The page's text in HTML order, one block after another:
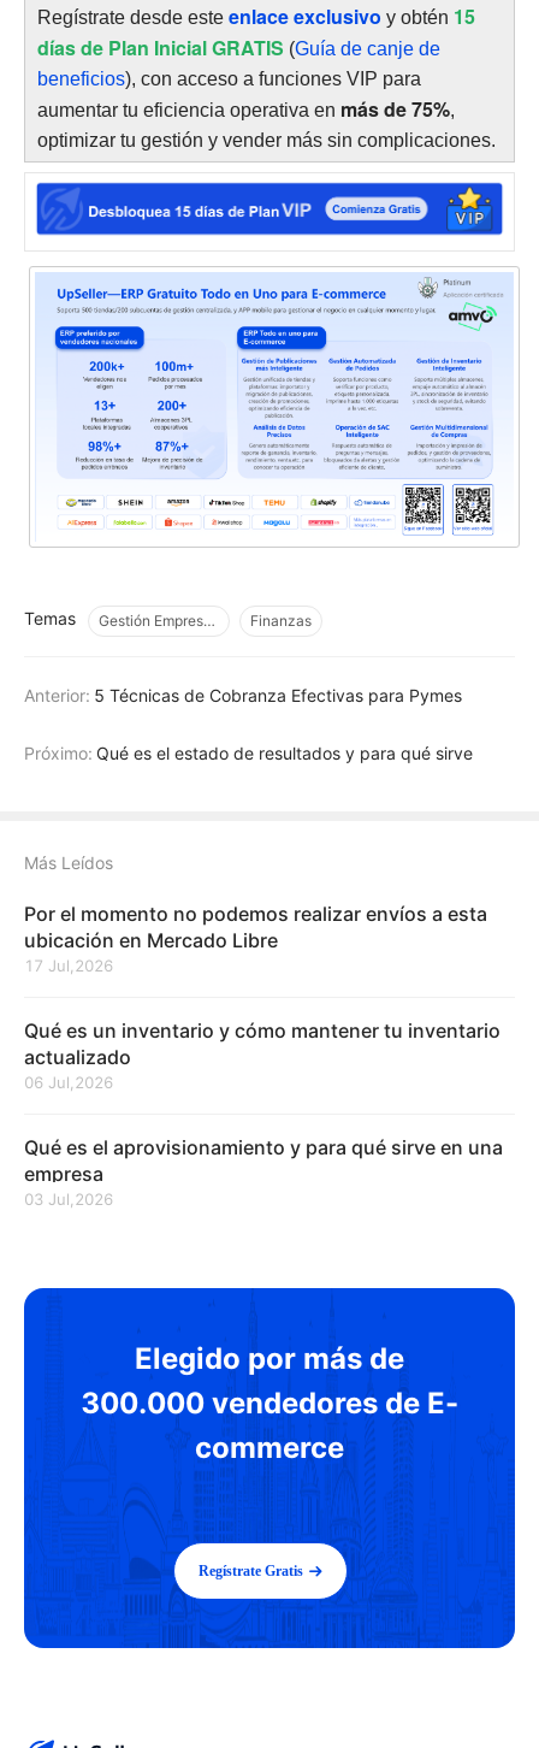
Regístrate desde este enlace exclusivo y obtén 15
días de Plan Inicial GRATIS (Guía de canje de
beneficios), con acceso a funciones VIP para
aumentar tu eficiencia operativa en más de 75%,
optimizar tu gestión y vender más sin complicaciones.
Temas Gestión Empresarial Finanzas
Anterior: 5 Técnicas de Cobranza Efectivas para Pymes
Próximo: Qué es el estado de resultados y para qué sirve
Más Leídos
Por el momento no podemos realizar envíos a esta
ubicación en Mercado Libre
17 Jul,2026
Qué es un inventario y cómo mantener tu inventario
actualizado
06 Jul,2026
Qué es el aprovisionamiento y para qué sirve en una
empresa
03 Jul,2026
Elegido por más de
300.000 vendedores de E-
commerce
Regístrate Gratis